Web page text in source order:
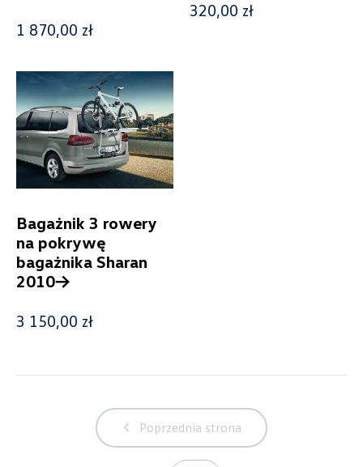
1 870,00 zł
320,00 zł
Bagażnik 3 rowery
na pokrywę
bagażnika Sharan
2010->
3 150,00 zł
Poprzednia strona
Wybierz dealera obsługującego
Twoje zapytanie
Wpisz lokalizację
+48 632 208 925
czesci@vw.alexas.pl